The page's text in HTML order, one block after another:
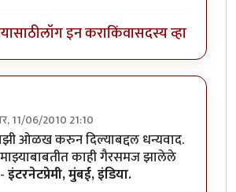
लॉग इन कराकिंवासदस्य व्हा
11/06/2010 21:10
ओळख करुन दिल्याबद्दल धन्यवाद.
काही गैरसमज झालेले
इंटरनेटप्रेमी, मुंबई, इंडिया.